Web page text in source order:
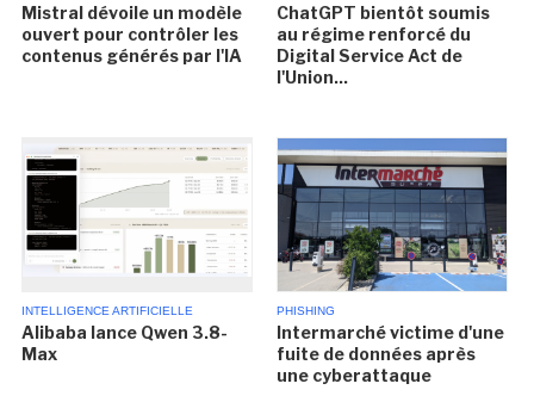
Mistral dévoile un modèle
ouvert pour contrôler les
contenus générés par l'IA
ChatGPT bientôt soumis
au régime renforcé du
Digital Service Act de
l'Union...
INTELLIGENCE ARTIFICIELLE
Alibaba lance Qwen 3.8-
Max
PHISHING
Intermarché victime d'une
fuite de données après
une cyberattaque